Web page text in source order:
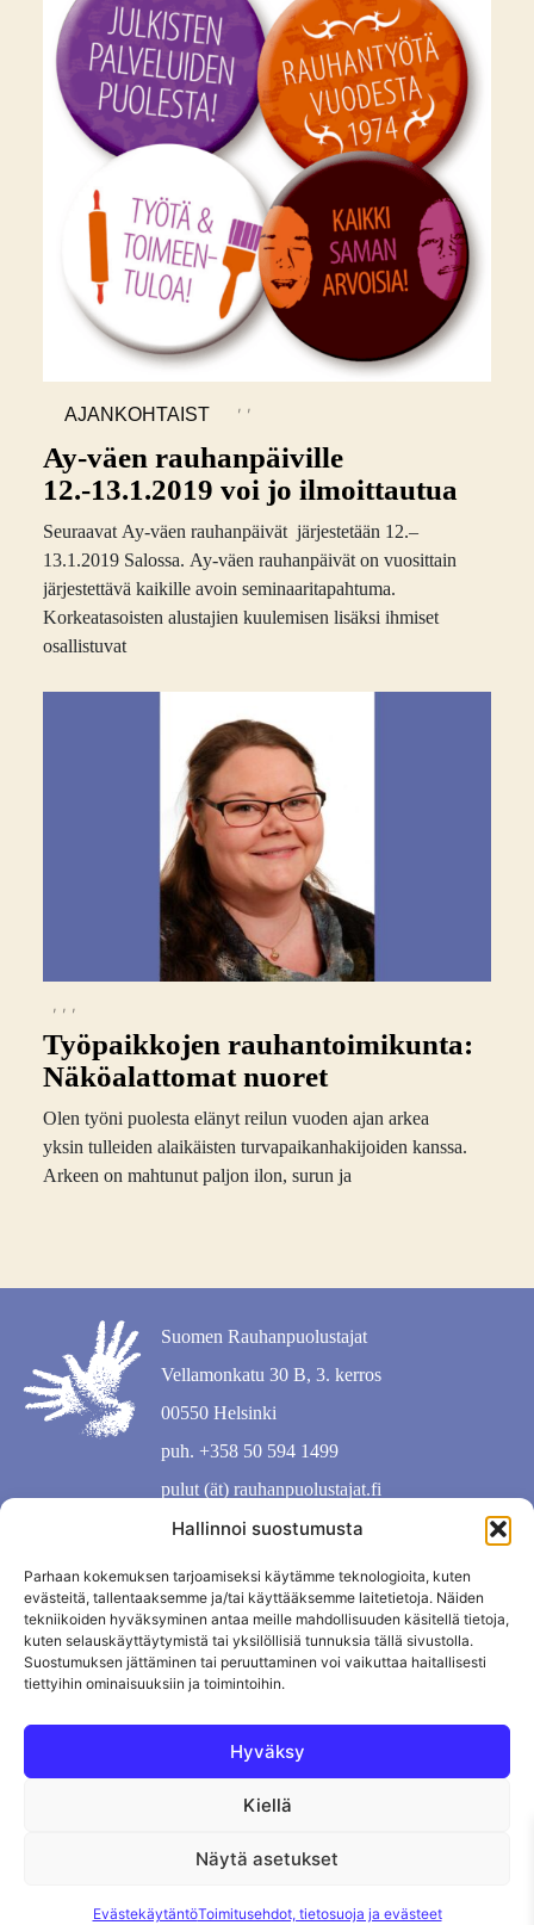
Hallinnoi suostumusta
Parhaan kokemuksen tarjoamiseksi käytämme teknologioita, kuten
evästeitä, tallentaaksemme ja/tai käyttääksemme laitetietoja. Näiden
tekniikoiden hyväksyminen antaa meille mahdollisuuden käsitellä tietoja,
kuten selauskäyttäytymistä tai yksilöllisiä tunnuksia tällä sivustolla.
Suostumuksen jättäminen tai peruuttaminen voi vaikuttaa haitallisesti
tiettyihin ominaisuuksiin ja toimintoihin.
Hyväksy
Kiellä
Näytä asetukset
EvästekäytäntöToimitusehdot, tietosuoja ja evästeet
AJANKOHTAIST
Ay-väen rauhanpäiville
12.-13.1.2019 voi jo ilmoittautua
Seuraavat Ay-väen rauhanpäivät järjestetään 12.–
13.1.2019 Salossa. Ay-väen rauhanpäivät on vuosittain
järjestettävä kaikille avoin seminaaritapahtuma.
Korkeatasoisten alustajien kuulemisen lisäksi ihmiset
osallistuvat
Työpaikkojen rauhantoimikunta:
Näköalattomat nuoret
Olen työni puolesta elänyt reilun vuoden ajan arkea
yksin tulleiden alaikäisten turvapaikanhakijoiden kanssa.
Arkeen on mahtunut paljon ilon, surun ja
Suomen Rauhanpuolustajat
Vellamonkatu 30 B, 3. kerros
00550 Helsinki
puh. +358 50 594 1499
pulut (ät) rauhanpuolustajat.fi
Evästekäytäntö
Tilauksen peruutus